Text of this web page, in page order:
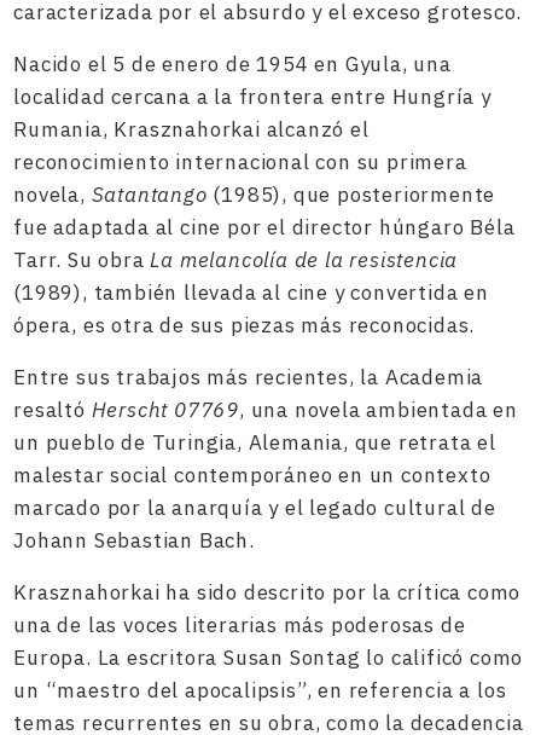
caracterizada por el absurdo y el exceso grotesco.
Nacido el 5 de enero de 1954 en Gyula, una
localidad cercana a la frontera entre Hungría y
Rumania, Krasznahorkai alcanzó el
reconocimiento internacional con su primera
novela, Satantango (1985), que posteriormente
fue adaptada al cine por el director húngaro Béla
Tarr. Su obraLa melancolía de la resistencia
(1989), también llevada al cine y convertida en
ópera, es otra de sus piezas más reconocidas.
Entre sus trabajos más recientes, la Academia
resaltó Herscht 07769, una novela ambientada en
un pueblo de Turingia, Alemania, que retrata el
malestar social contemporáneo en un contexto
marcado por la anarquía y el legado cultural de
Johann Sebastian Bach.
Krasznahorkai ha sido descrito por la crítica como
una de las voces literarias más poderosas de
Europa. La escritora Susan Sontag lo calificó como
un “maestro del apocalipsis”, en referencia a los
temas recurrentes en su obra, como la decadencia